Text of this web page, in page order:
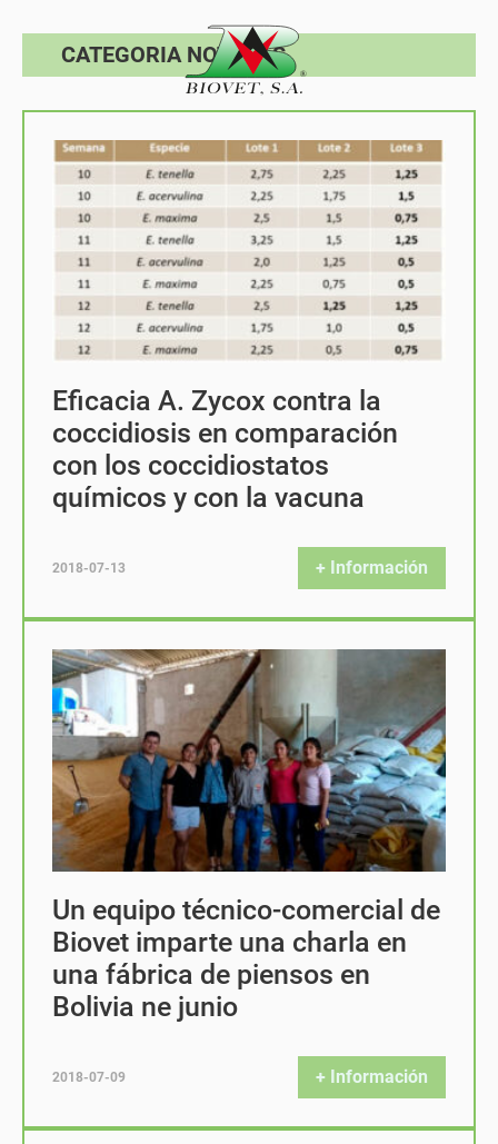
CATEGORIA NOTICIAS
Eficacia A. Zycox contra la
coccidiosis en comparación
con los coccidiostatos
químicos y con la vacuna
2018-07-13 + Información
Un equipo técnico-comercial de
Biovet imparte una charla en
una fábrica de piensos en
Bolivia ne junio
2018-07-09 + Información